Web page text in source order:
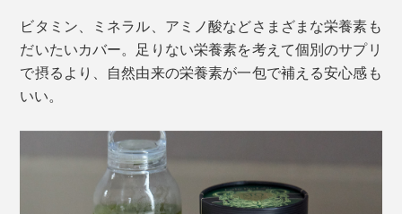
ビタミン、ミネラル、アミノ酸などさまざまな栄養素も
だいたいカバー。足りない栄養素を考えて個別のサプリ
で摂るより、自然由来の栄養素が一包で補える安心感も
いい。